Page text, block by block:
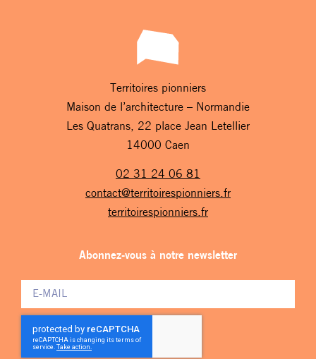
Territoires pionniers
Maison de l’architecture – Normandie
Les Quatrans, 22 place Jean Letellier
14000 Caen
02 31 24 06 81
contact@territoirespionniers.fr
territoirespionniers.fr
Abonnez-vous à notre newsletter